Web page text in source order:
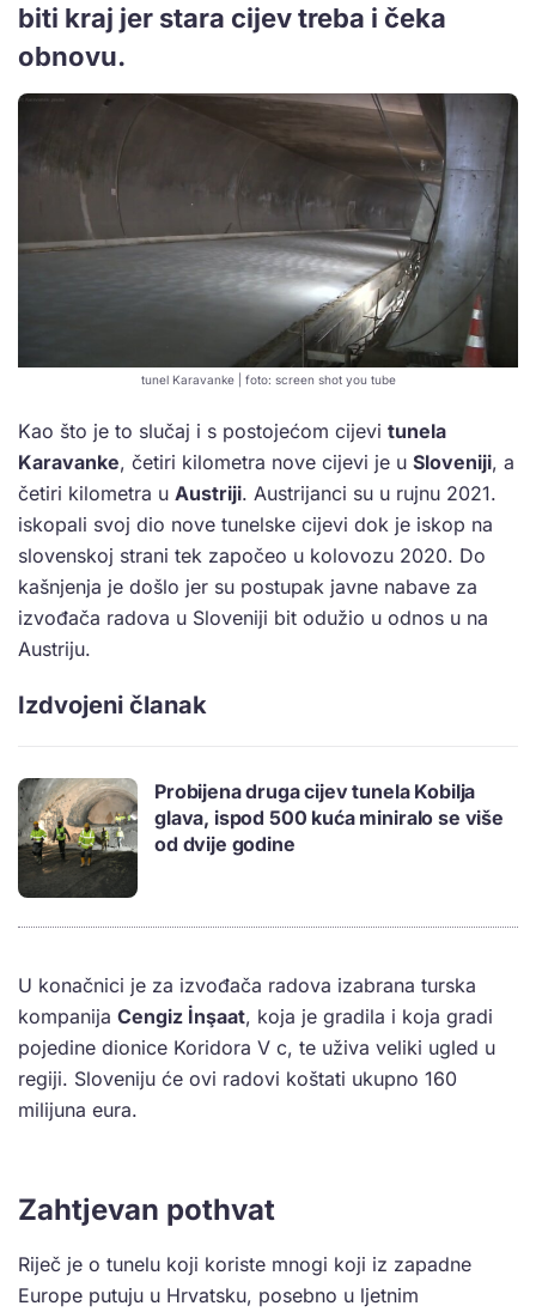
biti kraj jer stara cijev treba i čeka
obnovu.
tunel Karavanke | foto: screen shot you tube
Kao što je to slučaj i s postojećom cijevi tunela
Karavanke, četiri kilometra nove cijevi je u Sloveniji, a
četiri kilometra u Austriji. Austrijanci su u rujnu 2021.
iskopali svoj dio nove tunelske cijevi dok je iskop na
slovenskoj strani tek započeo u kolovozu 2020. Do
kašnjenja je došlo jer su postupak javne nabave za
izvođača radova u Sloveniji bit odužio u odnos u na
Austriju.
Izdvojeni članak
Probijena druga cijev tunela Kobilja
glava, ispod 500 kuća miniralo se više
od dvije godine
U konačnici je za izvođača radova izabrana turska
kompanija Cengiz İnşaat, koja je gradila i koja gradi
pojedine dionice Koridora V c, te uživa veliki ugled u
regiji. Sloveniju će ovi radovi koštati ukupno 160
milijuna eura.
Zahtjevan pothvat
Riječ je o tunelu koji koriste mnogi koji iz zapadne
Europe putuju u Hrvatsku, posebno u ljetnim